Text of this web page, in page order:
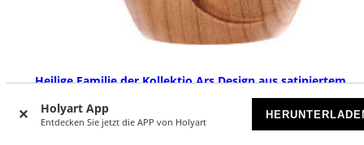
Holyart App
Entdecken Sie jetzt die APP von Holyart
Heilige Familie der Kollektio Ars Design aus satiniertem
VORRÄTIG